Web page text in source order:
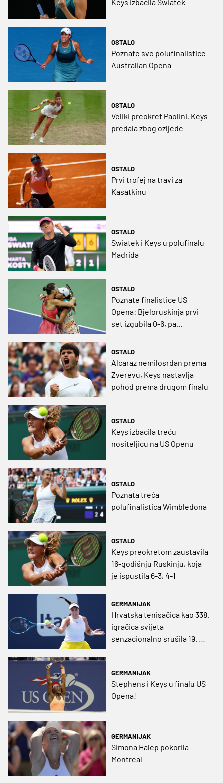
Keys izbacila Swiatek
OSTALO
Poznate sve polufinalistice
Australian Opena
OSTALO
Veliki preokret Paolini, Keys
predala zbog ozljede
OSTALO
Prvi trofej na travi za
Kasatkinu
OSTALO
Swiatek i Keys u polufinalu
Madrida
OSTALO
Poznate finalistice US
Opena: Bjeloruskinja prvi
set izgubila 0-6, pa
OSTALO
Alcaraz nemilosrdan prema
Zverevu, Keys nastavlja
pohod prema drugom finalu
OSTALO
Keys izbacila treću
nositeljicu na US Openu
OSTALO
Poznata treća
polufinalistica Wimbledona
OSTALO
Keys preokretom zaustavila
16-godišnju Ruskinju, koja
je ispustila 6-3, 4-1
GERMANIJAK
Hrvatska tenisačica kao 338.
igračica svijeta
senzacionalno srušila 19. na
GERMANIJAK
Stephens i Keys u finalu US
Opena!
GERMANIJAK
Simona Halep pokorila
Montreal